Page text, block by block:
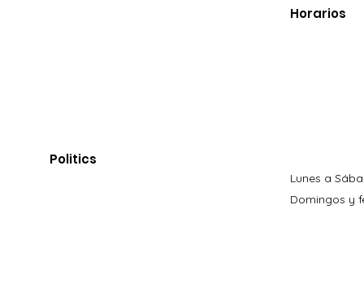
Politics
Horarios
Lunes a
Domingos y